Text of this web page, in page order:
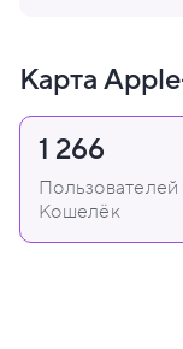
Карта
1 266
Пользователей
Кошелёк